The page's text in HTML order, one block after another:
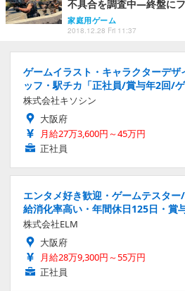
不具合を調査中―終盤に
家庭用ゲーム
2018.12.28 Fri 11:37
ゲームイラスト・キャラクターデザ
ッフ・駅チカ「正社員/賞与年2回/ゲ
株式会社キソシン
大阪府
月給27万3,600円～45万円
正社員
エンタメ好き歓迎・ゲームテスタ
給消化率高い・年間休日125日・賞
株式会社ELM
大阪府
月給28万9,300円～55万円
正社員